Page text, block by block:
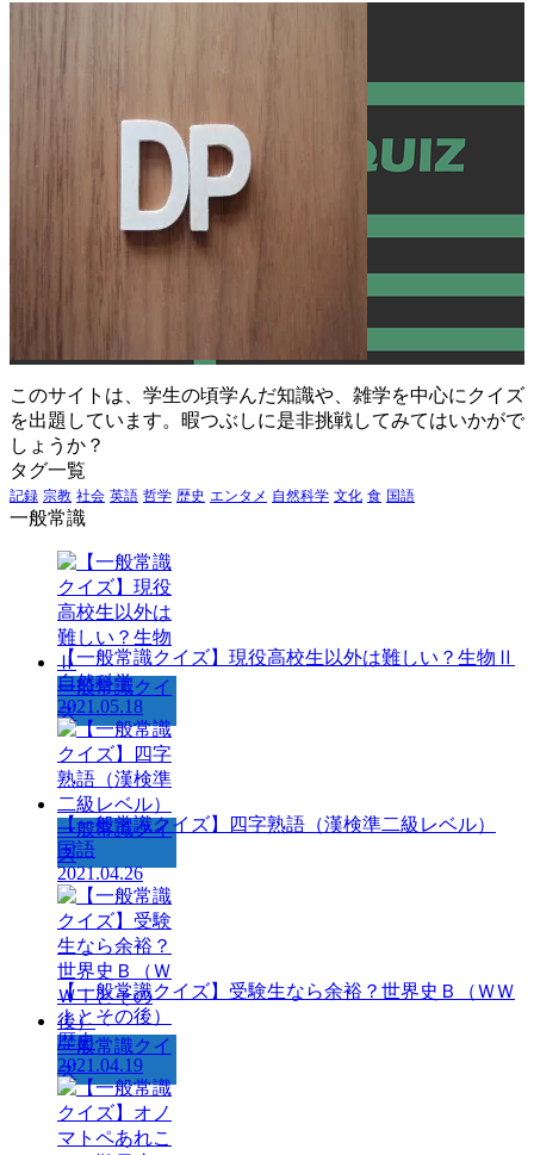
このサイトは、学生の頃学んだ知識や、雑学を中心にクイズ
を出題しています。暇つぶしに是非挑戦してみてはいかがで
しょうか？
タグ一覧
記録 宗教 社会 英語 哲学 歴史 エンタメ 自然科学 文化 食 国語
一般常識
一般常識クイ
ズ
【一般常識クイズ】現役高校生以外は難しい？生物Ⅱ
自然科学
2021.05.18
一般常識クイ
ズ
【一般常識クイズ】四字熟語（漢検準二級レベル）
国語
2021.04.26
一般常識クイ
ズ
【一般常識クイズ】受験生なら余裕？世界史Ｂ（ＷＷ
Ⅰとその後）
歴史
2021.04.19